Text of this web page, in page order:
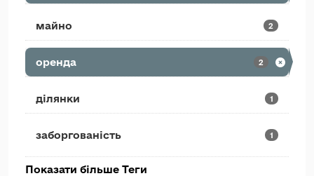
майно 2
оренда 2
ділянки 1
заборгованість 1
Показати більше Теги